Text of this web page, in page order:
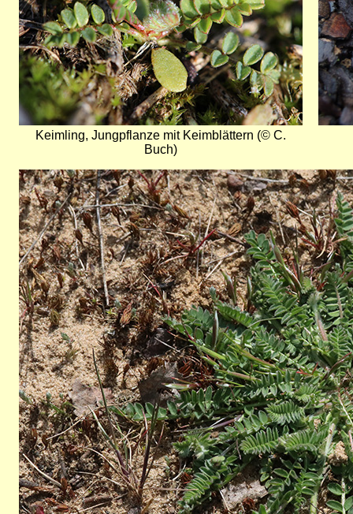
Keimling, Jungpflanze mit Keimblättern (© C.
Buch)
Bild